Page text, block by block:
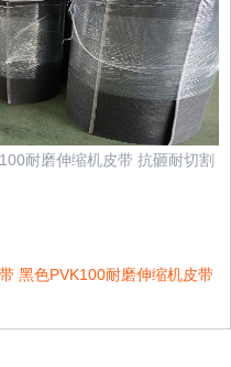
耐磨伸缩机皮带 抗砸耐切割
黑色PVK100耐磨伸缩机皮带